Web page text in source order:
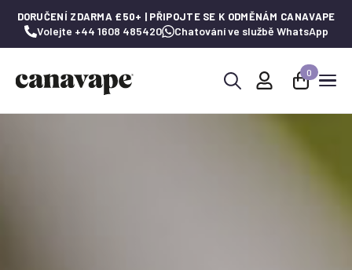
DORUČENÍ ZDARMA £50+ | PŘIPOJTE SE K ODMĚNÁM CANAVAPE
Volejte +44 1608 485420 Chatování ve službě WhatsApp
0